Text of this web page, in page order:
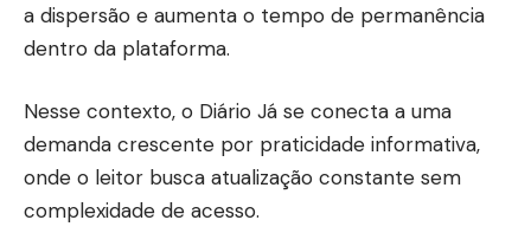
a dispersão e aumenta o tempo de permanência
dentro da plataforma.
Nesse contexto, o Diário Já se conecta a uma
demanda crescente por praticidade informativa,
onde o leitor busca atualização constante sem
complexidade de acesso.